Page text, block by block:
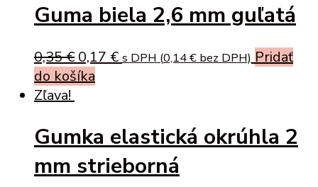
Guma biela 2,6 mm guľatá
0,35€ Original
price
0,17 €Current
s DPH (0,14€ bez DPH) Pridať
do košíka
Zľava!
Gumka elastická okrúhla 2
mm strieborná